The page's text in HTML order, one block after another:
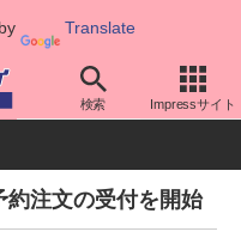
Translate
検索 Impressサイト
アクセサリー
注文の受付を開始